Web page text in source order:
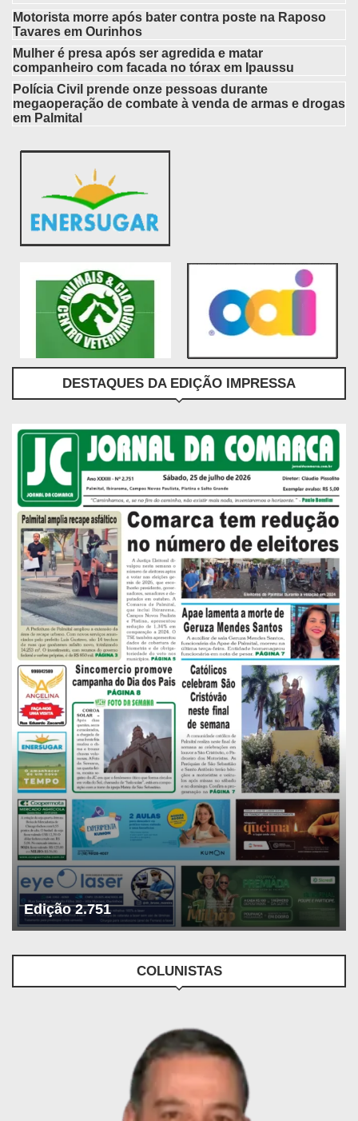
Motorista morre após bater contra poste na Raposo
Tavares em Ourinhos
Mulher é presa após ser agredida e matar
companheiro com facada no tórax em Ipaussu
Polícia Civil prende onze pessoas durante
megaoperação de combate à venda de armas e drogas
em Palmital
DESTAQUES DA EDIÇÃO IMPRESSA
Edição 2.751
COLUNISTAS